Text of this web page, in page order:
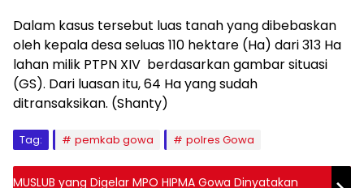
Dalam kasus tersebut luas tanah yang dibebaskan
oleh kepala desa seluas 110 hektare (Ha) dari 313 Ha
lahan milik PTPN XIV berdasarkan gambar situasi
(GS). Dari luasan itu, 64 Ha yang sudah
ditransaksikan. (Shanty)
Tag: pemkab gowa polres Gowa
MUSLUB yang Digelar MPO HIPMA Gowa Dinyatakan